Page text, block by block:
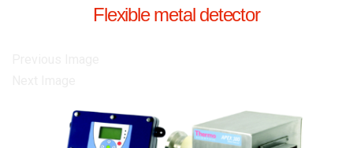
Flexible metal detector